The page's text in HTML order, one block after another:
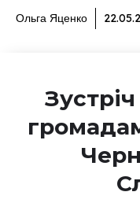
Ольга Яценко